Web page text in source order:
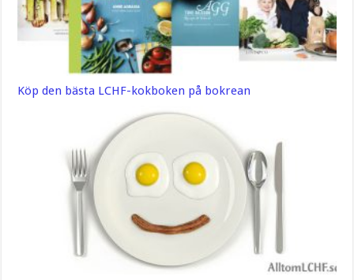
Köp den bästa LCHF-kokboken på bokrean